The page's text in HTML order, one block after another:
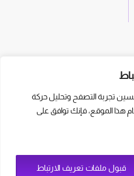
تجربة التصفح وتحليل حركة
هذا الموقع، فإنك توافق على
قبول ملفات تعريف الارتباط